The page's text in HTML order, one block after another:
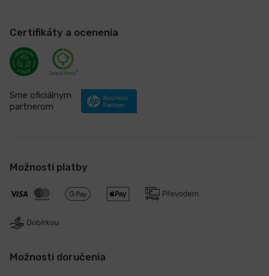
Certifikáty a ocenenia
Sme oficiálnym
partnerom
Možnosti platby
Možnosti doručenia